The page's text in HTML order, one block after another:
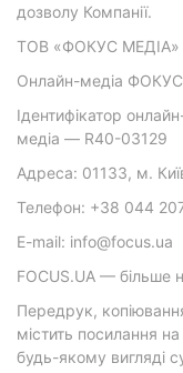
дозволу Компанії.
ТОВ «ФОКУС МЕДІА»
Онлайн-медіа ФОКУС
Ідентифікатор
медіа — R40-03129
Адреса: 01133, м.
Телефон: +38 044
E-mail: info@focus.ua
FOCUS.UA — більше
Передрук,
містить посилання
будь-якому вигляді